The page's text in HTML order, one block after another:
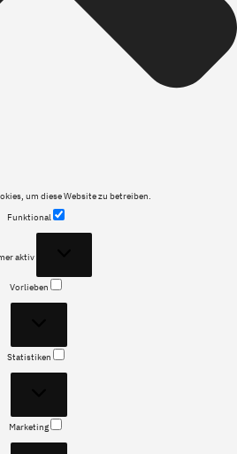
um diese Website zu betreiben.
Funktional
aktiv
Vorlieben
Statistiken
Marketing